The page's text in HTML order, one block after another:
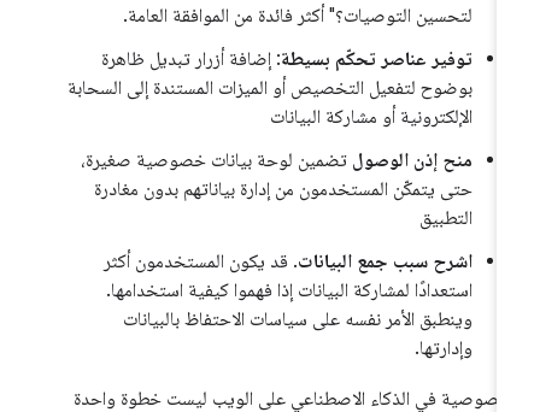
لتحسين التوصيات؟" أكثر فائدة من الموافقة العامة.
توفير عناصر تحكّم بسيطة: إضافة أزرار تبديل ظاهرة
بوضوح لتفعيل التخصيص أو الميزات المستندة إلى السحابة
الإلكترونية أو مشاركة البيانات
منح إذن الوصولتضمين لوحة بيانات خصوصية صغيرة،
حتى يتمكّن المستخدمون من إدارة بياناتهم بدون مغادرة
التطبيق
اشرح سبب جمع البيانات. قد يكون المستخدمون أكثر
استعدادًا لمشاركة البيانات إذا فهموا كيفية استخدامها.
وينطبق الأمر نفسه على سياسات الاحتفاظ بالبيانات
وإدارتها.
في الذكاء الاصطناعي على الويب ليست خطوة واحدة